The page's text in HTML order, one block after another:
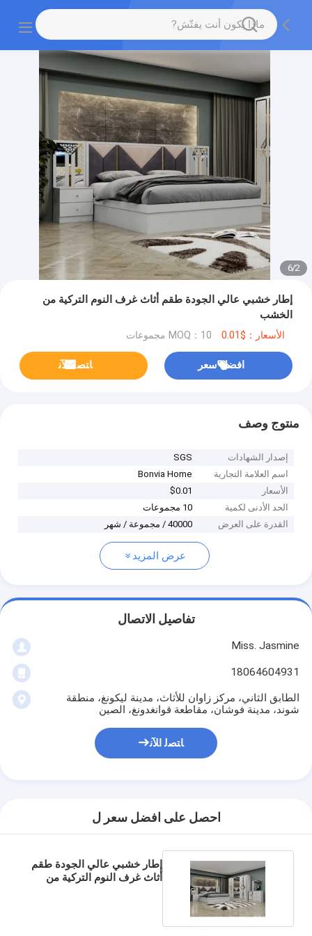
2
/
6
إطار خشبي عالي الجودة طقم أثاث غرف النوم التركية من
الخشب
الأسعار：$0.01 MOQ：10 مجموعات
افضل سعر ﺎﺘﺼﻟ ﺍﻶﻧ
منتوج وصف
إصدار الشهادات
SGS
اسم العلامة التجارية
Bonvia Home
الأسعار
$0.01
الحد الأدنى لكمية
10 مجموعات
القدرة على العرض
40000 / مجموعة / شهر
عرض المزيد
تفاصيل الاتصال
Miss. Jasmine
18064604931
الطابق الثاني، مركز زاوان للأثاث، مدينة ليكونغ، منطقة
شوند، مدينة فوشان، مقاطعة قوانغدونغ، الصين
ﺎﺘﺼﻟ ﺍﻶﻧ
احصل على افضل سعر ل
إطار خشبي عالي الجودة طقم
أثاث غرف النوم التركية من